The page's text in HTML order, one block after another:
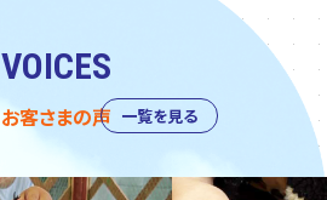
VOICES
お客さまの声 一覧を見る